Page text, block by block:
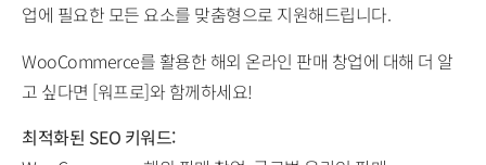
업에 필요한 모든 요소를 맞춤형으로 지원해드립니다.
WooCommerce를 활용한 해외 온라인 판매 창업에 대해 더 알
고 싶다면 [워프로]와 함께하세요!
최적화된 SEO 키워드: